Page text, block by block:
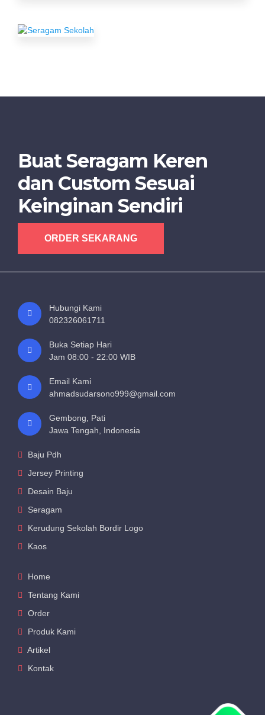
Buat Seragam Keren
dan Custom Sesuai
Keinginan Sendiri
ORDER SEKARANG
Hubungi Kami
082326061711
Buka Setiap Hari
Jam 08:00 - 22:00 WIB
Email Kami
ahmadsudarsono999@gmail.com
Gembong, Pati
Jawa Tengah, Indonesia
Baju Pdh
Jersey Printing
Desain Baju
Seragam
Kerudung Sekolah Bordir Logo
Kaos
Home
Tentang Kami
Order
Produk Kami
Artikel
Kontak